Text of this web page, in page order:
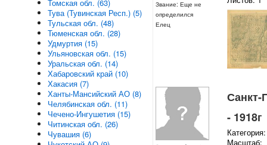
Звание: Еще не
определился
Елец
Санкт-
- 1918г
Масштаб:
Томская обл. (63)
Тува (Тувинская Респ.) (5)
Тульская обл. (48)
Тюменская обл. (28)
Удмуртия (15)
Ульяновская обл. (15)
Уральская обл. (14)
Хабаровский край (10)
Хакасия (7)
Ханты-Мансийский АО (8)
Челябинская обл. (11)
Чечено-Ингушетия (15)
Читинская обл. (26)
Чувашия (6)